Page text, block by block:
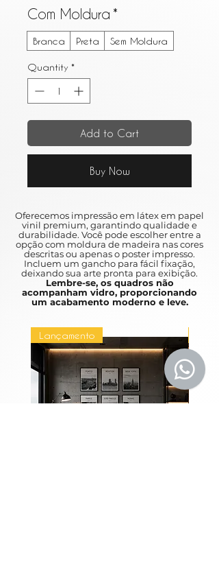
Com Moldura *
Branca Preta Sem Moldura
Quantity *
Add to Cart
Buy Now
Oferecemos impressão em látex em papel
vinil premium, garantindo qualidade e
durabilidade. Você pode escolher entre a
opção com moldura de madeira nas cores
descritas ou apenas o poster impresso.
Incluem um gancho para fácil fixação,
deixando sua arte pronta para exibição.
Lembre-se, os quadros não
acompanham vidro, proporcionando
um acabamento moderno e leve.
Lançamento